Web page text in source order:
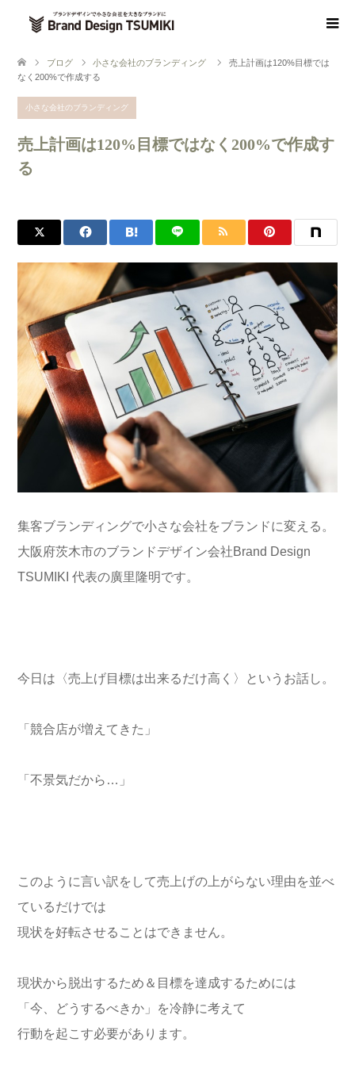
ブログ 小さな会社のブランディング
売上計画は120%目標では
なく200%で作成する
小さな会社のブランディング
売上計画は120%目標ではなく200%で作成す
る
集客ブランディングで小さな会社をブランドに変える。
大阪府茨木市のブランドデザイン会社Brand Design
TSUMIKI 代表の廣里隆明です。
今日は〈売上げ目標は出来るだけ高く〉というお話し。
「競合店が増えてきた」
「不景気だから…」
このように言い訳をして売上げの上がらない理由を並べ
ているだけでは
現状を好転させることはできません。
現状から脱出するため＆目標を達成するためには
「今、どうするべきか」を冷静に考えて
行動を起こす必要があります。